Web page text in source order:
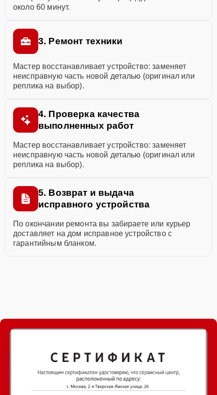
около 60 минут.
3. Ремонт техники
Мастер восстанавливает устройство: заменяет
неисправную часть новой деталью (оригинал или
реплика на выбор).
4. Проверка качества
выполненных работ
Мастер восстанавливает устройство: заменяет
неисправную часть новой деталью (оригинал или
реплика на выбор).
5. Возврат и выдача
исправного устройства
По окончании ремонта вы забираете или курьер
доставляет на дом исправное устройство с
гарантийным бланком.